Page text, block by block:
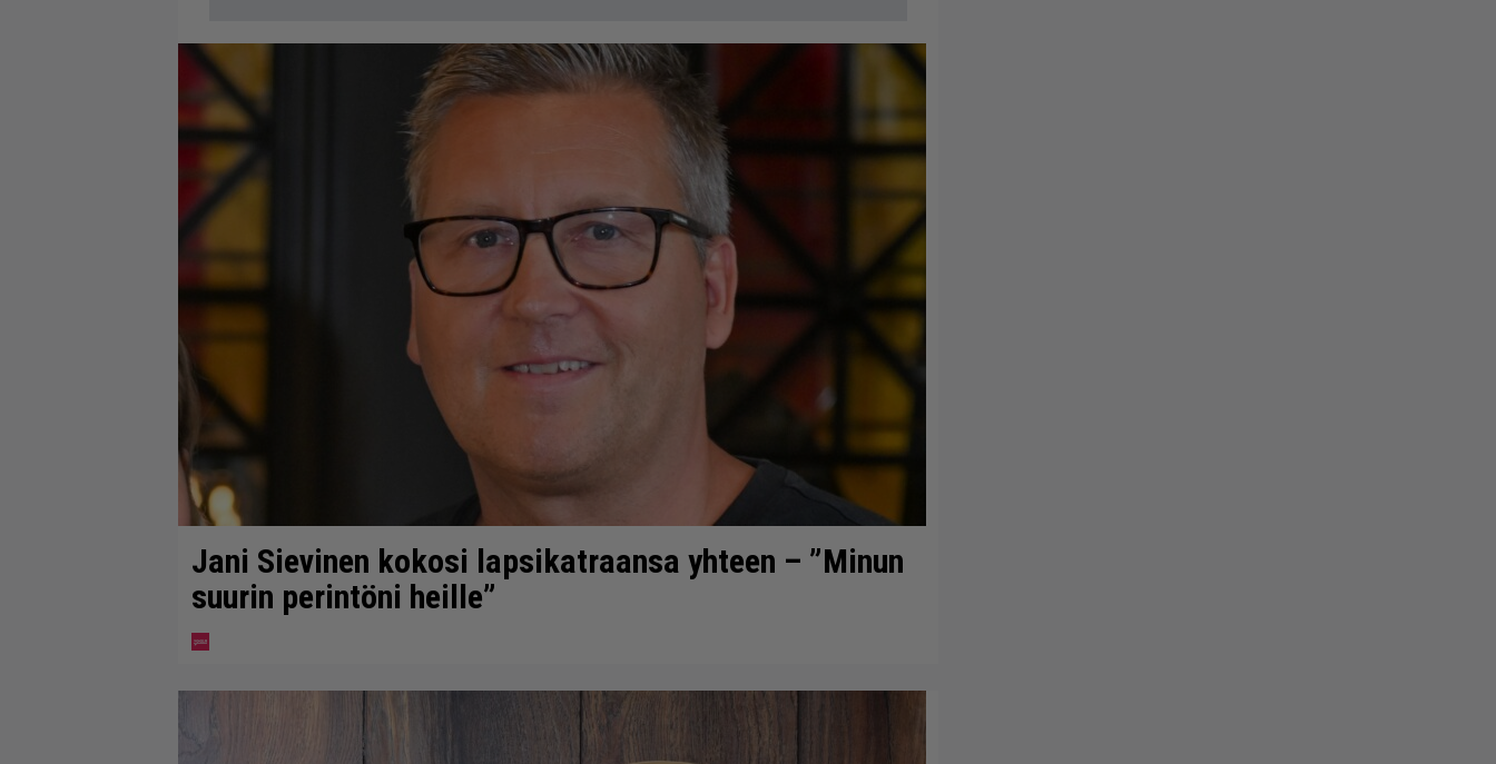
Jani Sievinen kokosi lapsikatraansa yhteen – ”Minun
suurin perintöni heille”